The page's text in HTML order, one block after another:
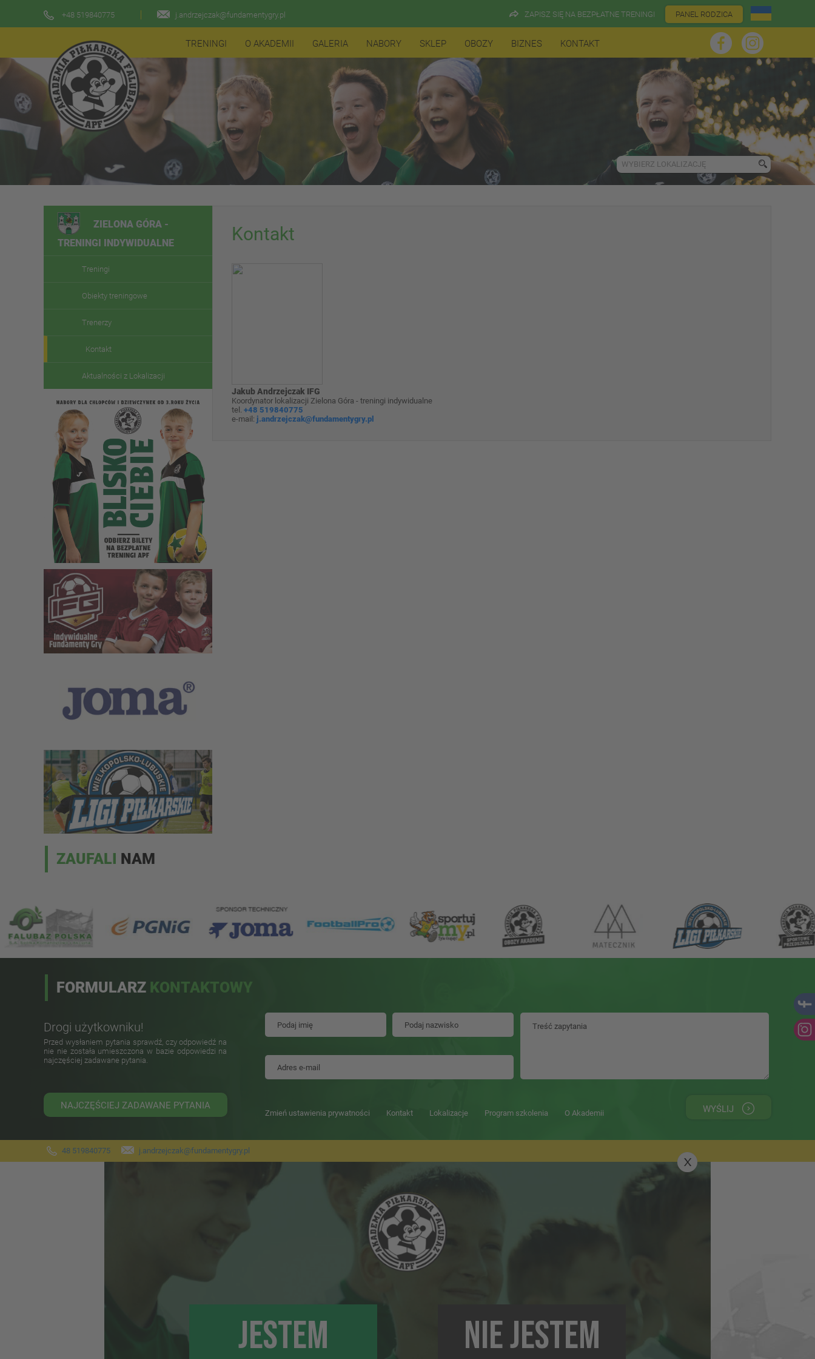
+48 519840775 j.andrzejczak@fundamentygry.pl ZAPISZ SIĘ NA BEZPŁATNE TRENINGI PANEL RODZICA
TRENINGI O AKADEMII GALERIA NABORY SKLEP OBOZY BIZNES KONTAKT
WYBIERZ LOKALIZACJĘ
ZIELONA GÓRA -
TRENINGI INDYWIDUALNE
Treningi
Obiekty treningowe
Trenerzy
Kontakt
Aktualności z Lokalizacji
Kontakt
Jakub Andrzejczak IFG
Koordynator lokalizacji Zielona Góra - treningi indywidualne
tel. +48 519840775
e-mail: j.andrzejczak@fundamentygry.pl
ZAUFALI NAM
FORMULARZ KONTAKTOWY
Drogi użytkowniku!
Przed wysłaniem pytania sprawdź, czy odpowiedź na
nie nie została umieszczona w bazie odpowiedzi na
najczęściej zadawane pytania.
NAJCZĘŚCIEJ ZADAWANE PYTANIA WYŚLIJ
Zmień ustawienia prywatności Kontakt Lokalizacje Program szkolenia O Akademii
48 519840775 j.andrzejczak@fundamentygry.pl
JESTEM
NIE JESTEM